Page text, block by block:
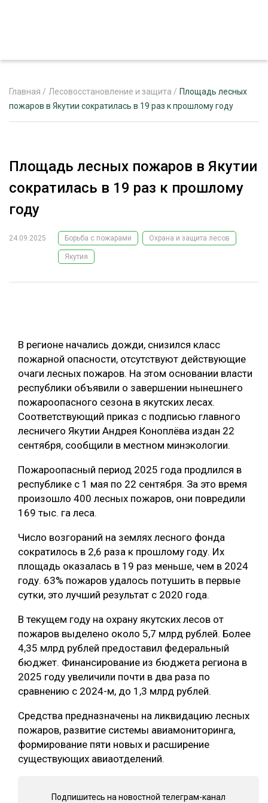
РЕКЛАМОДАТЕЛЯМ
ЛЕСНОЕ ХОЗЯЙСТВО
ЛЕСОЗАГОТОВКА
ОБРАБОТКА ДРЕВЕСИНЫ
ЛЕСОВОССТАНОВЛЕНИЕ И ЗАЩИТА
ЛОГИСТИКА
ПРОИЗВОДСТВО ДРЕВЕСНЫХ ПЛИТ
ЦБП
КОМПЛЕКСНАЯ ПЕРЕРАБОТКА
ЛЕСОПИЛЕНИЕ
ДЕРЕВЯННОЕ ДОМОСТРОЕНИЕ
БЕЗОПАСНОЕ ПРОИЗВОДСТВО
СОРТИРОВКА ДРЕВЕСИНЫ
СУШКА ДРЕВЕСИНЫ
МЕБЕЛЬНОЕ ПРОИЗВОДСТВО
ТЕМАТИЧЕСКИЕ ПРОЕКТЫ
ПОДБОРКИ СТАТЕЙ
ЭКСПЕРТНОЕ МНЕНИЕ
Главная / Лесовосстановление и защита / Площадь лесных
пожаров в Якутии сократилась в 19 раз к прошлому году
Площадь лесных пожаров в Якутии
сократилась в 19 раз к прошлому
году
24.09.2025 Борьба с пожарами Охрана и защита лесов
Якутия
В регионе начались дожди, снизился класс
пожарной опасности, отсутствуют действующие
очаги лесных пожаров. На этом основании власти
республики объявили о завершении нынешнего
пожароопасного сезона в якутских лесах.
Соответствующий приказ с подписью главного
лесничего Якутии Андрея Коноплёва издан 22
сентября, сообщили в местном минэкологии.
Пожароопасный период 2025 года продлился в
республике с 1 мая по 22 сентября. За это время
произошло 400 лесных пожаров, они повредили
169 тыс. га леса.
Число возгораний на землях лесного фонда
сократилось в 2,6 раза к прошлому году. Их
площадь оказалась в 19 раз меньше, чем в 2024
году. 63% пожаров удалось потушить в первые
сутки, это лучший результат с 2020 года.
В текущем году на охрану якутских лесов от
пожаров выделено около 5,7 млрд рублей. Более
4,35 млрд рублей предоставил федеральный
бюджет. Финансирование из бюджета региона в
2025 году увеличили почти в два раза по
сравнению с 2024-м, до 1,3 млрд рублей.
Средства предназначены на ликвидацию лесных
пожаров, развитие системы авиамониторинга,
формирование пяти новых и расширение
существующих авиаотделений.
Подпишитесь на новостной телеграм-канал